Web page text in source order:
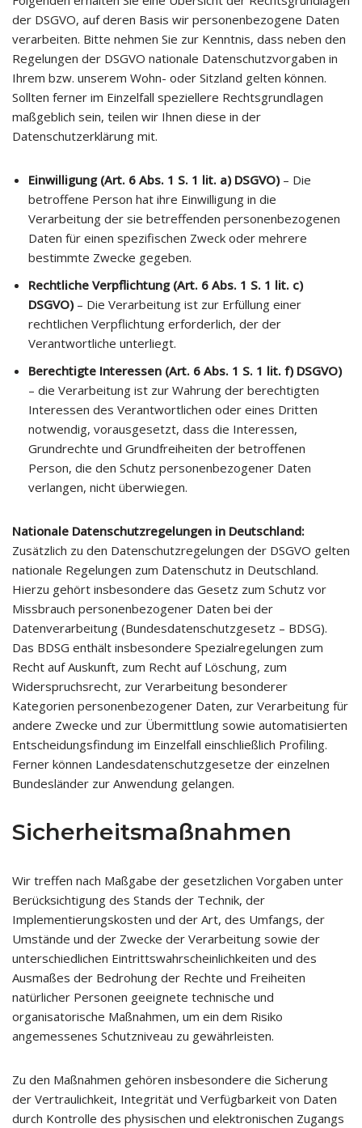
der DSGVO, auf deren Basis wir personenbezogene Daten
verarbeiten. Bitte nehmen Sie zur Kenntnis, dass neben den
Regelungen der DSGVO nationale Datenschutzvorgaben in
Ihrem bzw. unserem Wohn- oder Sitzland gelten können.
Sollten ferner im Einzelfall speziellere Rechtsgrundlagen
maßgeblich sein, teilen wir Ihnen diese in der
Datenschutzerklärung mit.
Einwilligung (Art. 6 Abs. 1 S. 1 lit. a) DSGVO) – Die
betroffene Person hat ihre Einwilligung in die
Verarbeitung der sie betreffenden personenbezogenen
Daten für einen spezifischen Zweck oder mehrere
bestimmte Zwecke gegeben.
Rechtliche Verpflichtung (Art. 6 Abs. 1 S. 1 lit. c)
DSGVO) – Die Verarbeitung ist zur Erfüllung einer
rechtlichen Verpflichtung erforderlich, der der
Verantwortliche unterliegt.
Berechtigte Interessen (Art. 6 Abs. 1 S. 1 lit. f) DSGVO)
– die Verarbeitung ist zur Wahrung der berechtigten
Interessen des Verantwortlichen oder eines Dritten
notwendig, vorausgesetzt, dass die Interessen,
Grundrechte und Grundfreiheiten der betroffenen
Person, die den Schutz personenbezogener Daten
verlangen, nicht überwiegen.
Nationale Datenschutzregelungen in Deutschland:
Zusätzlich zu den Datenschutzregelungen der DSGVO gelten
nationale Regelungen zum Datenschutz in Deutschland.
Hierzu gehört insbesondere das Gesetz zum Schutz vor
Missbrauch personenbezogener Daten bei der
Datenverarbeitung (Bundesdatenschutzgesetz – BDSG).
Das BDSG enthält insbesondere Spezialregelungen zum
Recht auf Auskunft, zum Recht auf Löschung, zum
Widerspruchsrecht, zur Verarbeitung besonderer
Kategorien personenbezogener Daten, zur Verarbeitung für
andere Zwecke und zur Übermittlung sowie automatisierten
Entscheidungsfindung im Einzelfall einschließlich Profiling.
Ferner können Landesdatenschutzgesetze der einzelnen
Bundesländer zur Anwendung gelangen.
Sicherheitsmaßnahmen
Wir treffen nach Maßgabe der gesetzlichen Vorgaben unter
Berücksichtigung des Stands der Technik, der
Implementierungskosten und der Art, des Umfangs, der
Umstände und der Zwecke der Verarbeitung sowie der
unterschiedlichen Eintrittswahrscheinlichkeiten und des
Ausmaßes der Bedrohung der Rechte und Freiheiten
natürlicher Personen geeignete technische und
organisatorische Maßnahmen, um ein dem Risiko
angemessenes Schutzniveau zu gewährleisten.
Zu den Maßnahmen gehören insbesondere die Sicherung
der Vertraulichkeit, Integrität und Verfügbarkeit von Daten
durch Kontrolle des physischen und elektronischen Zugangs